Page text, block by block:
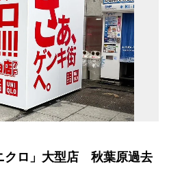
クロ」大型店 秋葉原過去